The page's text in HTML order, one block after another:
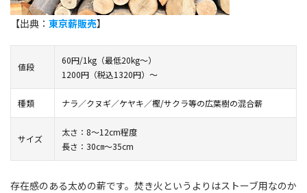
【出典： 東京薪販売】
値段
60円/1kg（最低20kg〜）
1200円（税込1320円）～
種類 ナラ／クヌギ／ケヤキ／樫/サクラ等の広葉樹の混合薪
サイズ
太さ：8～12cm程度
長さ：30㎝～35cm
存在感のある太めの薪です。焚き火というよりはストーブ用なのか